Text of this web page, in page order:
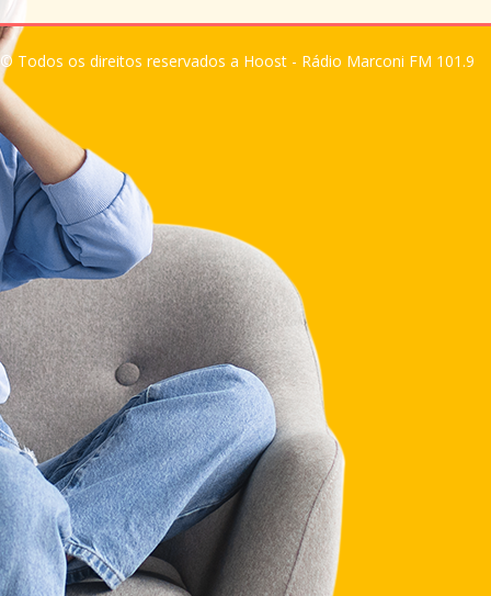
© Todos os direitos reservados a Hoost - Rádio Marconi FM 101.9